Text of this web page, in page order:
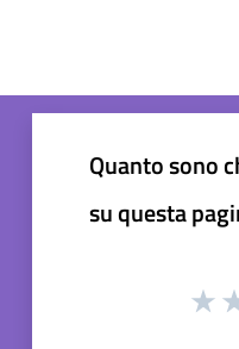
Quanto sono
su questa